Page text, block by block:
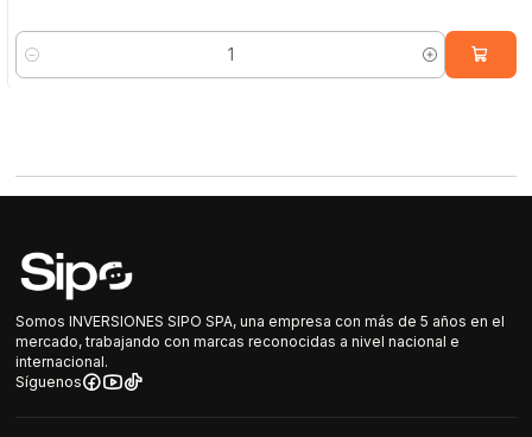
Cantidad
Somos INVERSIONES SIPO SPA, una empresa con más de 5 años en el
mercado, trabajando con marcas reconocidas a nivel nacional e
internacional.
Síguenos